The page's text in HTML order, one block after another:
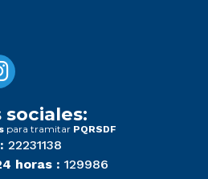
para tramitar PQRSDF
22231138
horas : 129986